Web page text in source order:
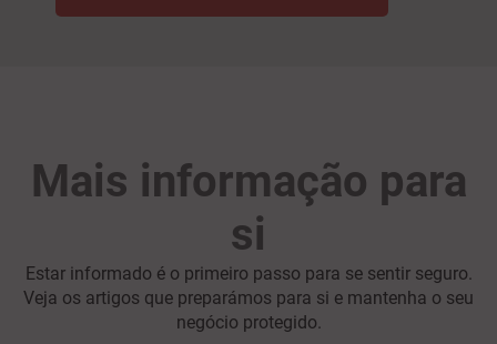
Mais informação para
si
Estar informado é o primeiro passo para se sentir seguro.
Veja os artigos que preparámos para si e mantenha o seu
negócio protegido.